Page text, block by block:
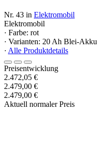
Nr. 43 in Elektromobil
Elektromobil
· Farbe: rot
· Varianten: 20 Ah Blei-Akku
· Alle Produktdetails
Preisentwicklung
2.472,05 €
2.479,00 €
2.479,00 €
Aktuell normaler Preis